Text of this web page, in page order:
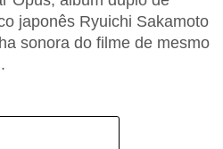
japonês Ryuichi Sakamoto
sonora do filme de mesmo